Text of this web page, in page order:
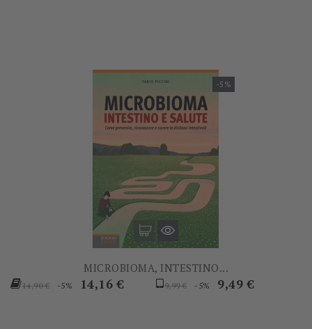
-5%
MICROBIOMA, INTESTINO...
Prezzo
14,90 € -5% Prezzo
14,16 €
Prezzo
9,99 € -5% Prezzo
9,49 €